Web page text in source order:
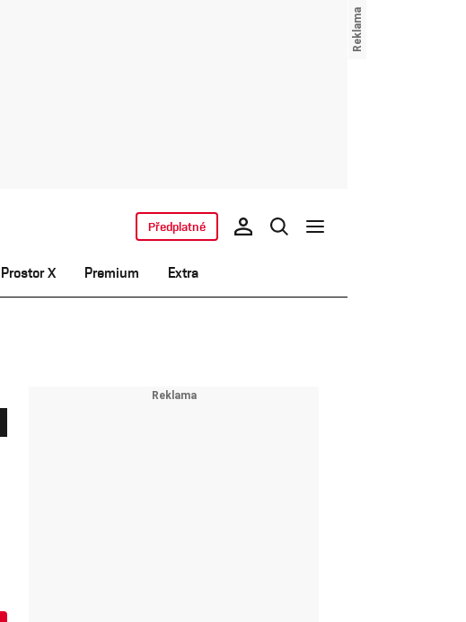
Prostor X Premium Extra
Předplatné